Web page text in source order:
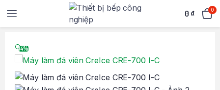
0 ₫ 0
🔍14%